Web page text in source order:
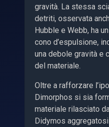
gravità. La stessa
detriti, osservata
Hubble e Webb, ha
cono d’espulsione,
una debole gravità e
del materiale.
Oltre a rafforzare
Dimorphos si sia
materiale rilasciato
Didymos